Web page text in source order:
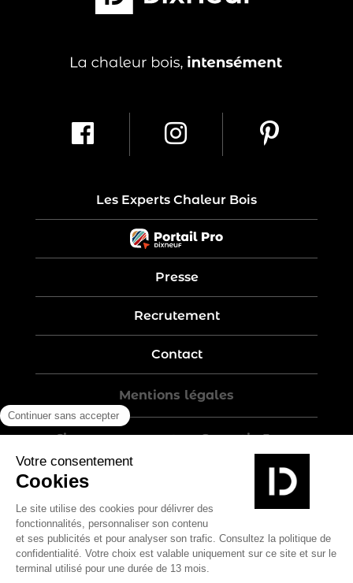
Les Experts Chaleur Bois
Presse
Recrutement
Contact
Mentions légales
Five-year warranty – Garantie 5 ans
Politique de confidentialité
Conditions générales de vente
Plan du site